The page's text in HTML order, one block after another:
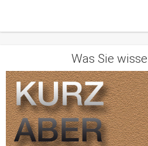
Was Sie